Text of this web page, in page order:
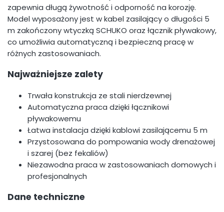
zapewnia długą żywotność i odporność na korozję.
Model wyposażony jest w kabel zasilający o długości 5
m zakończony wtyczką SCHUKO oraz łącznik pływakowy,
co umożliwia automatyczną i bezpieczną pracę w
różnych zastosowaniach.
Najważniejsze zalety
Trwała konstrukcja ze stali nierdzewnej
Automatyczna praca dzięki łącznikowi
pływakowemu
Łatwa instalacja dzięki kablowi zasilającemu 5 m
Przystosowana do pompowania wody drenażowej
i szarej (bez fekaliów)
Niezawodna praca w zastosowaniach domowych i
profesjonalnych
Dane techniczne